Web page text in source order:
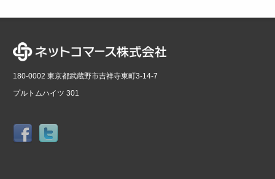
180-0002 東京都武蔵野市吉祥寺東町3-14-7
プルトムハイツ 301